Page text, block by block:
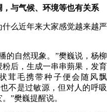
与气候、环境等也有关系
么近年来大家感觉越来越严
自然现象。”樊巍说，杨柳
后，生成一串串蒴果，发育
茸毛携带种子便会随风飘
不是过敏源，但对人的呼吸
”樊巍提醒说。